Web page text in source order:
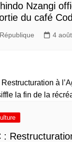
Nzangi
du café
4
: